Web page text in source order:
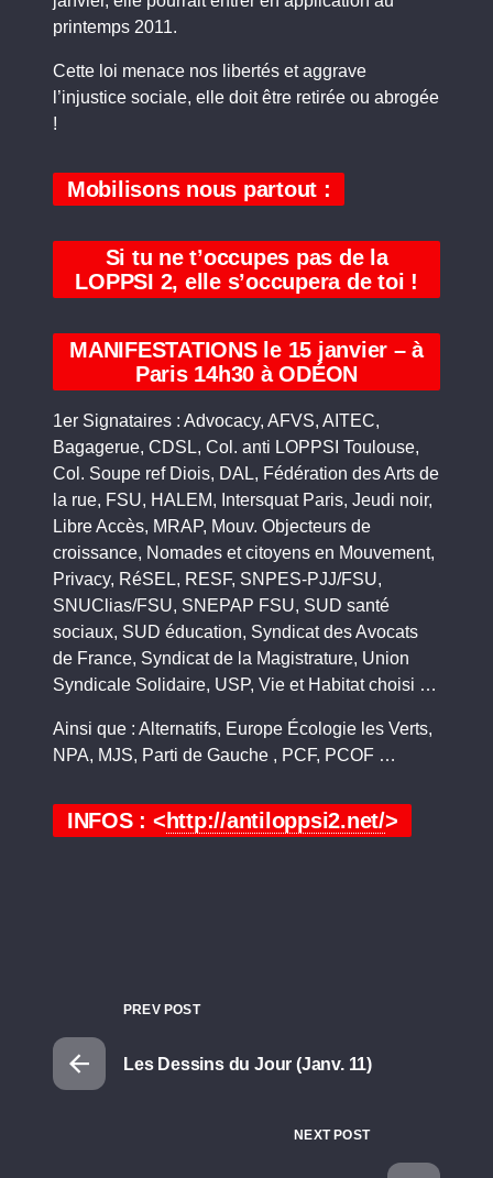
printemps 2011.
Cette loi menace nos libertés et aggrave
l’injustice sociale, elle doit être retirée ou abrogée
!
Mobilisons nous partout :
Si tu ne t’occupes pas de la
LOPPSI 2, elle s’occupera de toi !
MANIFESTATIONS le 15 janvier – à
Paris 14h30 à ODÉON
1er Signataires : Advocacy, AFVS, AITEC,
Bagagerue, CDSL, Col. anti LOPPSI Toulouse,
Col. Soupe ref Diois, DAL, Fédération des Arts de
la rue, FSU, HALEM, Intersquat Paris, Jeudi noir,
Libre Accès, MRAP, Mouv. Objecteurs de
croissance, Nomades et citoyens en Mouvement,
Privacy, RéSEL, RESF, SNPES-PJJ/FSU,
SNUClias/FSU, SNEPAP FSU, SUD santé
sociaux, SUD éducation, Syndicat des Avocats
de France, Syndicat de la Magistrature, Union
Syndicale Solidaire, USP, Vie et Habitat choisi …
Ainsi que : Alternatifs, Europe Écologie les Verts,
NPA, MJS, Parti de Gauche , PCF, PCOF …
INFOS : < http://antiloppsi2.net/>
PREV POST
Les Dessins du Jour (Janv. 11)
NEXT POST